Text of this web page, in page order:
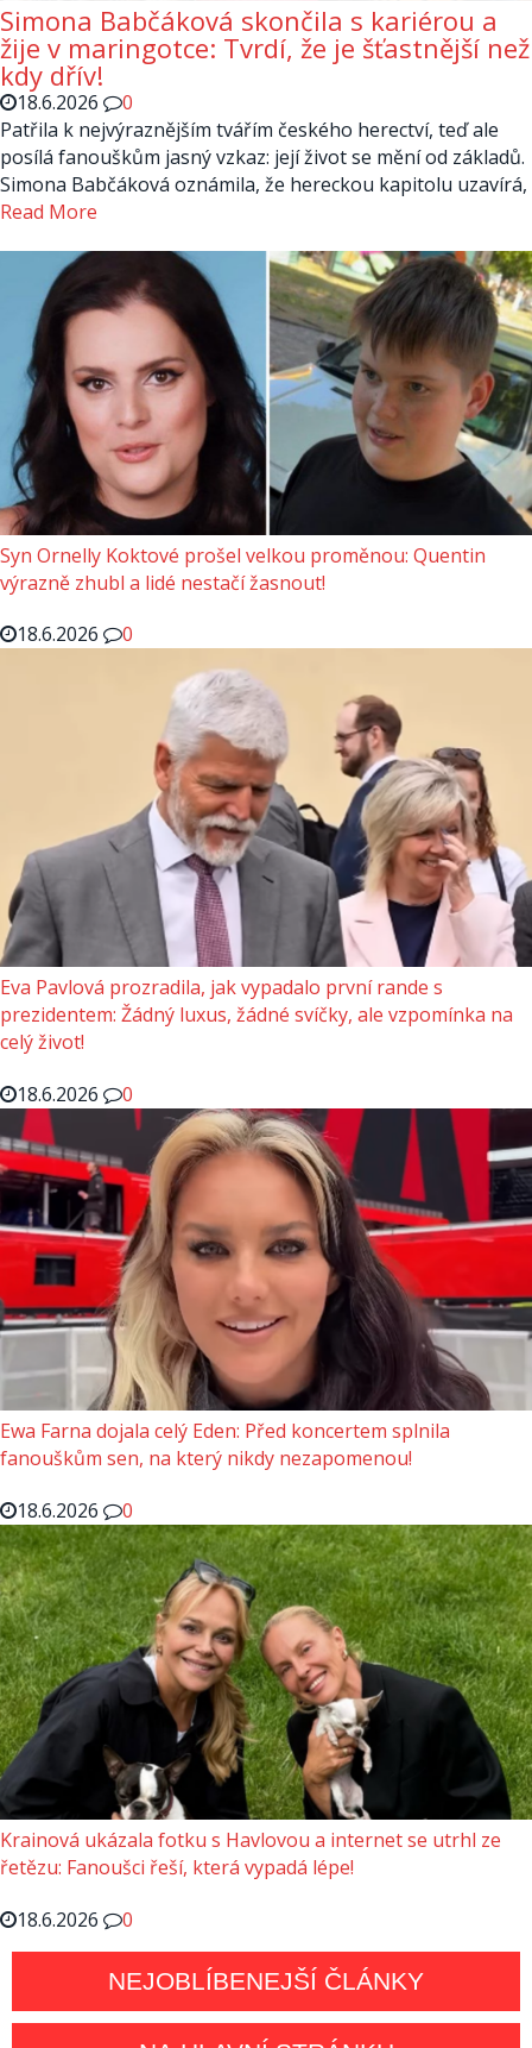
Simona Babčáková skončila s kariérou a
žije v maringotce: Tvrdí, že je šťastnější než
kdy dřív!
18.6.2026
0
Patřila k nejvýraznějším tvářím českého herectví, teď ale
posílá fanouškům jasný vzkaz: její život se mění od základů.
Simona Babčáková oznámila, že hereckou kapitolu uzavírá,
Read More
Syn Ornelly Koktové prošel velkou proměnou: Quentin
výrazně zhubl a lidé nestačí žasnout!
18.6.2026
0
Eva Pavlová prozradila, jak vypadalo první rande s
prezidentem: Žádný luxus, žádné svíčky, ale vzpomínka na
celý život!
18.6.2026
0
Ewa Farna dojala celý Eden: Před koncertem splnila
fanouškům sen, na který nikdy nezapomenou!
18.6.2026
0
Krainová ukázala fotku s Havlovou a internet se utrhl ze
řetězu: Fanoušci řeší, která vypadá lépe!
18.6.2026
0
NEJOBLÍBENEJŠÍ ČLÁNKY